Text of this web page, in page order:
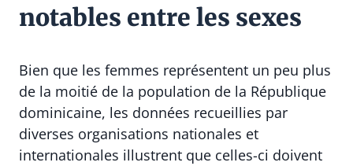
notables entre les sexes
Bien que les femmes représentent un peu plus
de la moitié de la population de la République
dominicaine, les données recueillies par
diverses organisations nationales et
internationales illustrent que celles-ci doivent